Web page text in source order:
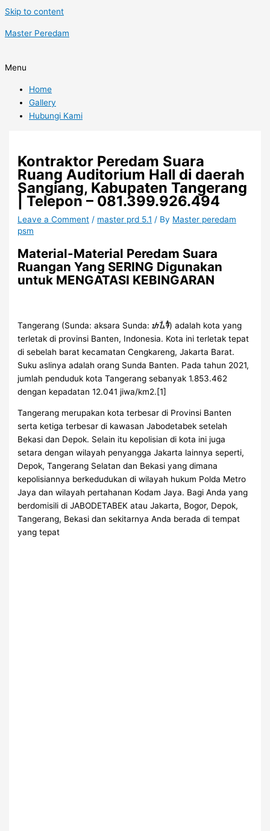
Skip to content
Master Peredam
Menu
Home
Gallery
Hubungi Kami
Kontraktor Peredam Suara
Ruang Auditorium Hall di daerah
Sangiang, Kabupaten Tangerang
| Telepon – 081.399.926.494
Leave a Comment / master prd 5.1 / By Master peredam
psm
Material-Material Peredam Suara
Ruangan Yang SERING Digunakan
untuk MENGATASI KEBINGARAN
Tangerang (Sunda: aksara Sunda: ᮒᮍᮨᮛᮀ) adalah kota yang
terletak di provinsi Banten, Indonesia. Kota ini terletak tepat
di sebelah barat kecamatan Cengkareng, Jakarta Barat.
Suku aslinya adalah orang Sunda Banten. Pada tahun 2021,
jumlah penduduk kota Tangerang sebanyak 1.853.462
dengan kepadatan 12.041 jiwa/km2.[1]
Tangerang merupakan kota terbesar di Provinsi Banten
serta ketiga terbesar di kawasan Jabodetabek setelah
Bekasi dan Depok. Selain itu kepolisian di kota ini juga
setara dengan wilayah penyangga Jakarta lainnya seperti,
Depok, Tangerang Selatan dan Bekasi yang dimana
kepolisiannya berkedudukan di wilayah hukum Polda Metro
Jaya dan wilayah pertahanan Kodam Jaya. Bagi Anda yang
berdomisili di JABODETABEK atau Jakarta, Bogor, Depok,
Tangerang, Bekasi dan sekitarnya Anda berada di tempat
yang tepat